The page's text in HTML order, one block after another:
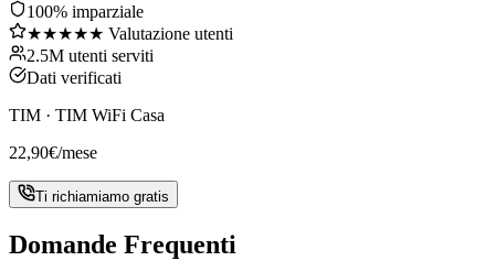
100% imparziale
★★★★★ Valutazione utenti
2.5M utenti serviti
Dati verificati
TIM · TIM WiFi Casa
22,90€/mese
Ti richiamiamo gratis
Domande Frequenti